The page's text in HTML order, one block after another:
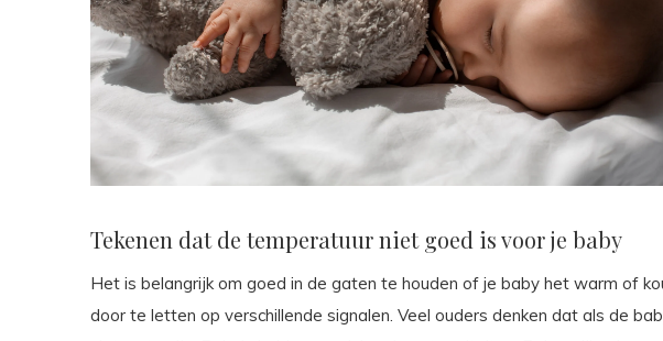
Tekenen dat de temperatuur niet goed is voor je baby
Het is belangrijk om goed in de gaten te houden of je baby het warm of
door te letten op verschillende signalen. Veel ouders denken dat als de